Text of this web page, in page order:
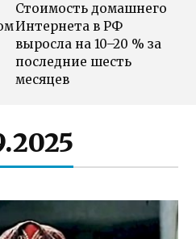
Стоимость домашнего
Интернета в РФ
выросла на 10–20 % за
последние шесть
месяцев